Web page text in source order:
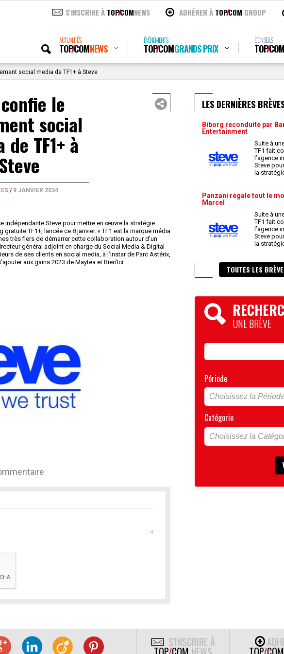
S'INSCRIRE À TOPCOMNEWS ADHÉRER À TOPCOM GROUP
ACTUALITÉS
TOPCOMNEWS
ÉVÉNEMENTS
TOPCOMGRANDS PRIX
CONSEILS
TOP
social media de TF1+ à Steve
confie le
social
de TF1+ à
Steve
/ 9 JANVIER 2024
indépendante Steve pour mettre en œuvre la stratégie
TF1+, lancée ce 8 janvier. « TF1 est la marque média
très fiers de démarrer cette collaboration autour d’un
général adjoint en charge du Social Media & Digital
de ses clients en social media, à l’instar de Parc Astérix,
aux gains 2023 de Maytea et Bien’Ici.
LES DERNIÈRES
Biborg reconduite par
Entertainment
Suite à
TF1 fait
l’agence
Steve
la
Panzani régale tout le
Marcel
Suite à
TF1 fait
l’agence
Steve
la
TOUTES LES
UNE BRÈVE
Période
Catégorie
S'INSCRIRE À